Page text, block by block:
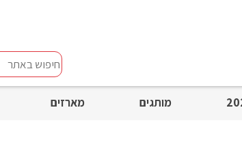
מותגים מארזים
חיפוש
באתר